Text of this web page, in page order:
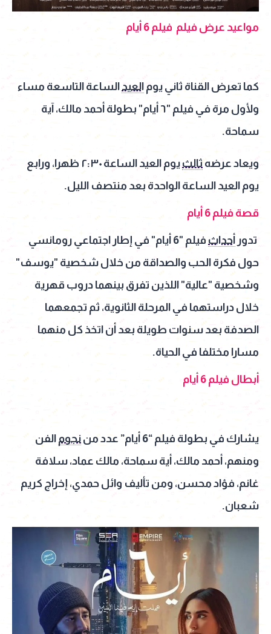
مواعيد عرض فيلم فيلم 6 أيام
كما تعرض القناة ثاني يوم العيد الساعة التاسعة مساء
ولأول مرة في فيلم "٦ أيام" بطولة أحمد مالك، آية
سماحة.
ويعاد عرضهثالث
يوم العيد الساعة ٢:٣٠ ظهرا، ورابع
يوم العيد الساعة الواحدة بعد منتصف الليل.
قصة فيلم 6 أيام
تدور أحداث
فيلم "6 أيام" في إطار اجتماعي رومانسي
حول فكرة الحب والصداقة من خلال شخصية "يوسف"
وشخصية "عالية" اللذين تفرق بينهما دروب قهرية
خلال دراستهما في المرحلة الثانوية، ثم تجمعهما
الصدفة بعد سنوات طويلة بعد أن اتخذ كل منهما
مسارا مختلفا في الحياة.
أبطال فيلم 6 أيام
يشارك في بطولة فيلم “6 أيام” عدد من نجوم الفن
ومنهم، أحمد مالك، أية سماحة، مالك عماد، سلافة
غانم، فؤاد محسن، ومن تأليف وائل حمدي، إخراج كريم
شعبان.